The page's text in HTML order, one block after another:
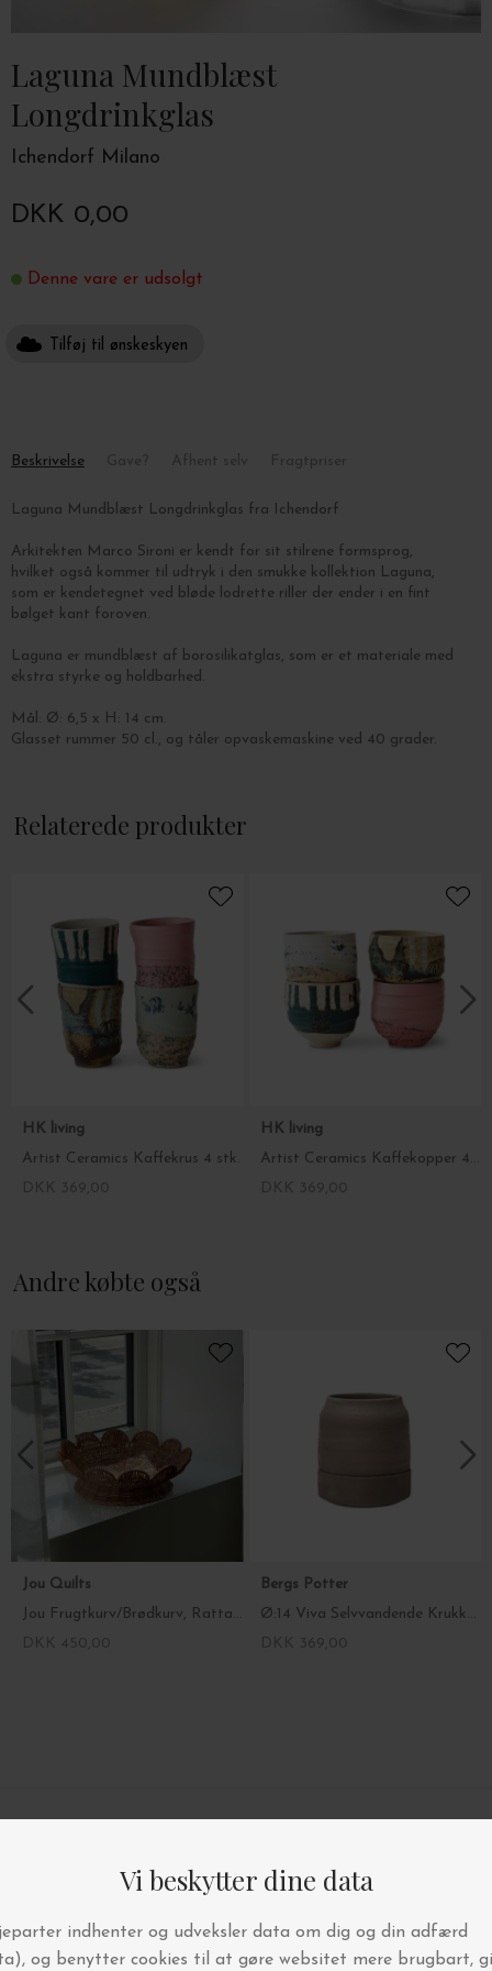
Laguna Mundblæst
Longdrinkglas
Ichendorf Milano
DKK 0,00
Denne vare er udsolgt
Tilføj til ønskeskyen
Beskrivelse
Laguna Mundblæst Longdrinkglas fra Ichendorf
Arkitekten Marco Sironi er kendt for sit stilrene formsprog,
hvilket også kommer til udtryk i den smukke kollektion Laguna,
som er kendetegnet ved bløde lodrette riller der ender i en fint
bølget kant foroven.
Laguna er mundblæst af borosilikatglas, som er et materiale med
ekstra styrke og holdbarhed.
Mål: Ø: 6,5 x H: 14 cm.
Glasset rummer 50 cl., og tåler opvaskemaskine ved 40 grader.
Relaterede produkter
HK living
Artist Ceramics Kaffekrus 4 stk.
HK living
Artist Ceramics Kaffekopper 4 stk.
Andre købte også
Jou Quilts
Jou Frugtkurv/Brødkurv, Rattan Ø:30*10
Bergs Potter
Ø:14 Viva Selvvandende Krukke, Uglaseret Grå
BYT OG AFHENT I BUTIKKEN
FRI FRAGT OVER 499,-